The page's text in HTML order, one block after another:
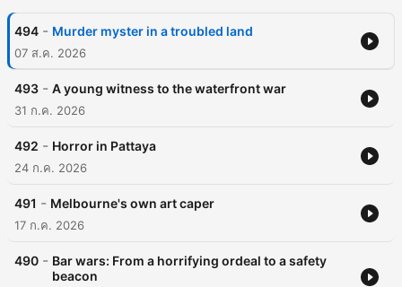
494 - Murder myster in a troubled land
07 ส.ค. 2026
493 - A young witness to the waterfront war
31 ก.ค. 2026
492 - Horror in Pattaya
24 ก.ค. 2026
491 - Melbourne's own art caper
17 ก.ค. 2026
490 - Bar wars: From a horrifying ordeal to a safety
beacon